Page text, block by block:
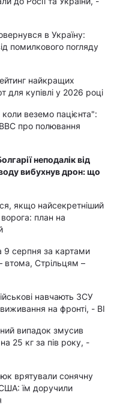
в Україну:
помилкового погляду
найкращих
для купівлі у 2026 році
веземо пацієнта":
про полювання
неподалік від
вибухнув дрон: що
якщо найсекретніший
план на
9 серпня за картами
втома, Стрільцям –
навчають ЗСУ
виживання на фронті, - BI
випадок змусив
25 кг за пів року, -
врятували сонячну
їм доручили